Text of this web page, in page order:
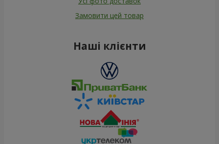
Замовити цей товар
Наші клієнти